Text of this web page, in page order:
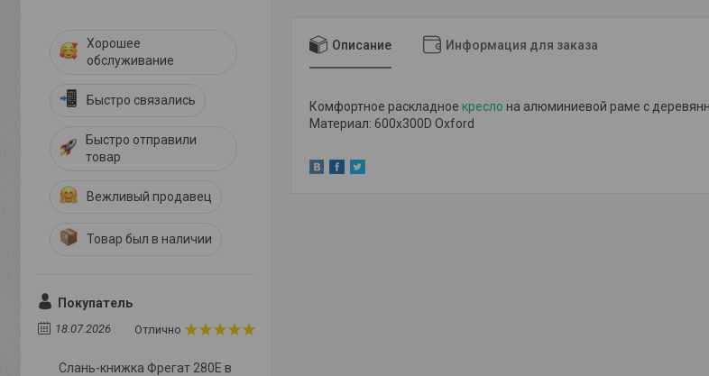
Описание Информация для заказа
Комфортное раскладное кресло на алюминиевой раме с
Материал: 600x300D Oxford
Хорошее
обслуживание
Быстро связались
Быстро отправили
товар
Вежливый продавец
Товар был в наличии
Покупатель
18.07.2026 Отлично
Слань-книжка Фрегат 280E в